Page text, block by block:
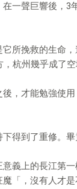
一聲巨響後，3
所挽救的生命，
杭州幾乎成了
，才能勉強使用
得到了重修。
義上的長江第一
「，沒有人才是